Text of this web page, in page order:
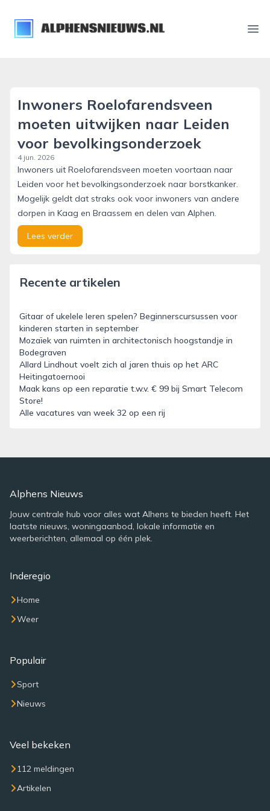
alphensnieuws.nl
Inwoners Roelofarendsveen
moeten uitwijken naar Leiden
voor bevolkingsonderzoek
4 jun. 2026
Inwoners uit Roelofarendsveen moeten voortaan naar
Leiden voor het bevolkingsonderzoek naar borstkanker.
Mogelijk geldt dat straks ook voor inwoners van andere
dorpen in Kaag en Braassem en delen van Alphen.
Lees verder
Recente artikelen
Gitaar of ukelele leren spelen? Beginnerscursussen voor
kinderen starten in september
Mozaïek van ruimten in architectonisch hoogstandje in
Bodegraven
Allard Lindhout voelt zich al jaren thuis op het ARC
Heitingatoernooi
Maak kans op een reparatie t.w.v. € 99 bij Smart Telecom
Store!
Alle vacatures van week 32 op een rij
Alphens Nieuws
Jouw centrale hub voor alles wat Alhens te bieden heeft. Het
laatste nieuws, woningaanbod, lokale informatie en
weerberichten, allemaal op één plek.
Inderegio
Home
Weer
Populair
Sport
Nieuws
Veel bekeken
112 meldingen
Artikelen